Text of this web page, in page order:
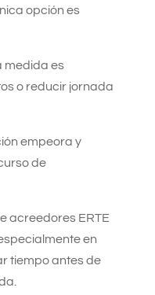
opción es
medida es
o reducir jornada
empeora y
de
acreedores ERTE
en
tiempo antes de